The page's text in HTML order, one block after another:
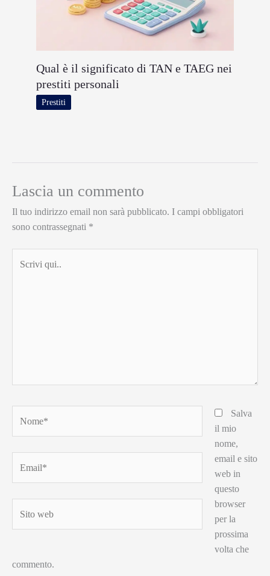
Qual è il significato di TAN e TAEG nei
prestiti personali
Prestiti
Lascia un commento
Il tuo indirizzo email non sarà pubblicato. I campi obbligatori
sono contrassegnati *
qui..
web
Salva
il mio
nome,
email e sito
web in
questo
browser
per la
prossima
volta che
commento.